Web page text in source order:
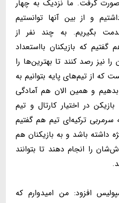
گرفت. ما نزدیک به چهار
و از بین آنها توانستیم
بگیریم. به چند نفر از
که بازیکنان بااستعداد
نیز رصد کنند تا بهترین‌ها را
از تیم‌های پایه بتوانیم به
بدهیم و همین الان هم آمادگی
در اختیار کارتال و تیم
سرمربی ترکیه‌ای تیم هم گفتیم
داشته باشد و به بازیکنان هم
را انجام دهند تا بتوانند
افزود: من امیدوارم که